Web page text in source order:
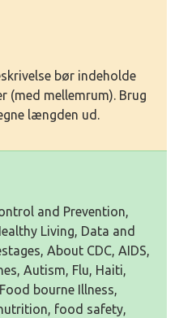
bør indeholde
(med mellemrum). Brug
længden ud.
and Prevention,
Living, Data and
About CDC, AIDS,
Autism, Flu, Haiti,
bourne Illness,
food safety,